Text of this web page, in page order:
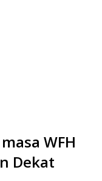
WFH
Dekat